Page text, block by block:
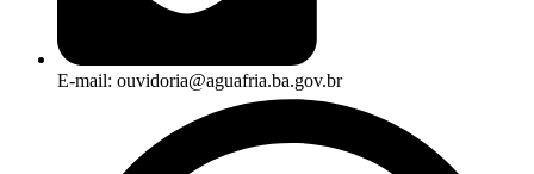
E-mail: ouvidoria@aguafria.ba.gov.br